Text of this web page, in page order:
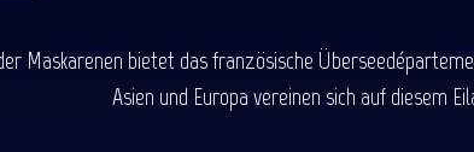
Maskarenen bietet das französische
Asien und Europa vereinen sich auf diesem